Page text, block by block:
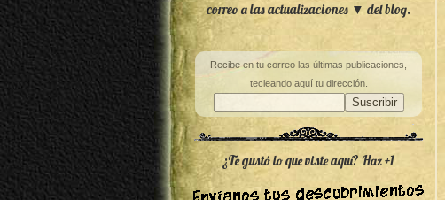
correo a las actualizaciones ▼ del blog.
Recibe en tu correo las últimas publicaciones,
tecleando aquí tu dirección.
¿Te gustó lo que viste aquí? Haz +1